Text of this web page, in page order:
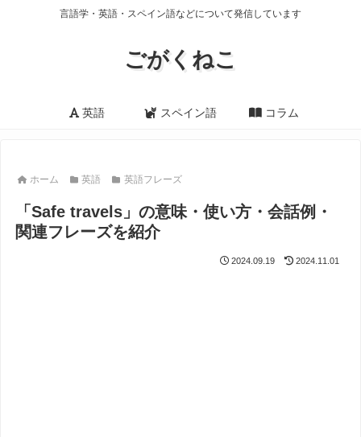
言語学・英語・スペイン語などについて発信しています
ごがくねこ
英語 スペイン語 コラム
ホーム 英語 英語フレーズ
「Safe travels」の意味・使い方・会話例・
関連フレーズを紹介
2024.09.19 2024.11.01